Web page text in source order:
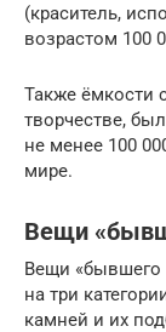
(краситель,
возрастом 100
Также ёмкости
творчестве,
не менее 100
мире.
Вещи
Вещи «бывшего
на три
камней и их